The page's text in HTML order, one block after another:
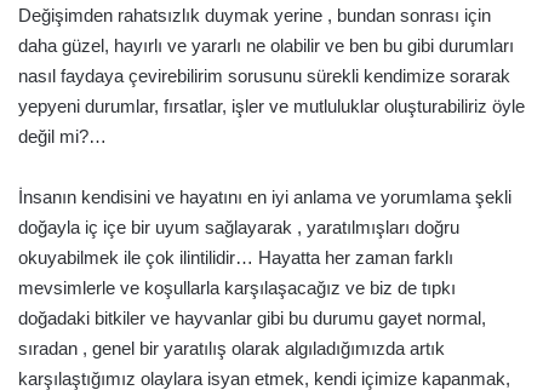
Değişimden rahatsızlık duymak yerine , bundan sonrası için
daha güzel, hayırlı ve yararlı ne olabilir ve ben bu gibi durumları
nasıl faydaya çevirebilirim sorusunu sürekli kendimize sorarak
yepyeni durumlar, fırsatlar, işler ve mutluluklar oluşturabiliriz öyle
değil mi?…
İnsanın kendisini ve hayatını en iyi anlama ve yorumlama şekli
doğayla iç içe bir uyum sağlayarak , yaratılmışları doğru
okuyabilmek ile çok ilintilidir… Hayatta her zaman farklı
mevsimlerle ve koşullarla karşılaşacağız ve biz de tıpkı
doğadaki bitkiler ve hayvanlar gibi bu durumu gayet normal,
sıradan , genel bir yaratılış olarak algıladığımızda artık
karşılaştığımız olaylara isyan etmek, kendi içimize kapanmak,